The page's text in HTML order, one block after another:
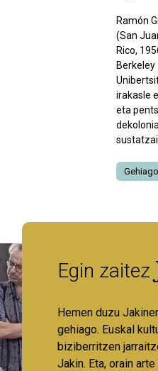
Ramón
(San
Rico,
Berkeley
irakasle
eta
Egin zaitez
Hemen duzu
gehiago. Euskal
biziberritzen
Jakin. Eta, orain